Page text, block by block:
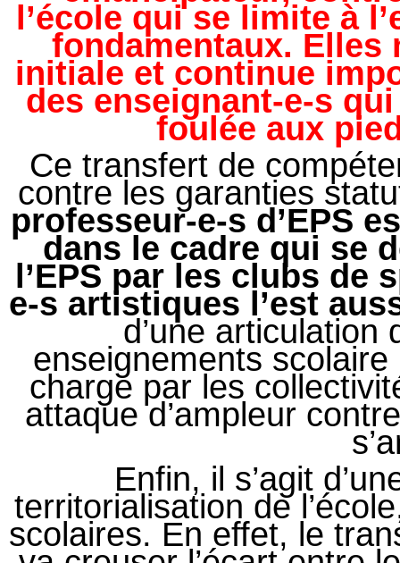
l’école qui se limite à
fondamentaux. Elles
initiale et continue
des enseignant-e-s
foulée aux
Ce transfert de
contre les garanties
professeur-e-s d’EPS
dans le cadre qui se
l’EPS par les clubs de
e-s artistiques l’est
d’une
enseignements
charge par les
attaque d’ampleur
Enfin, il s’agit
territorialisation de
scolaires. En effet, le